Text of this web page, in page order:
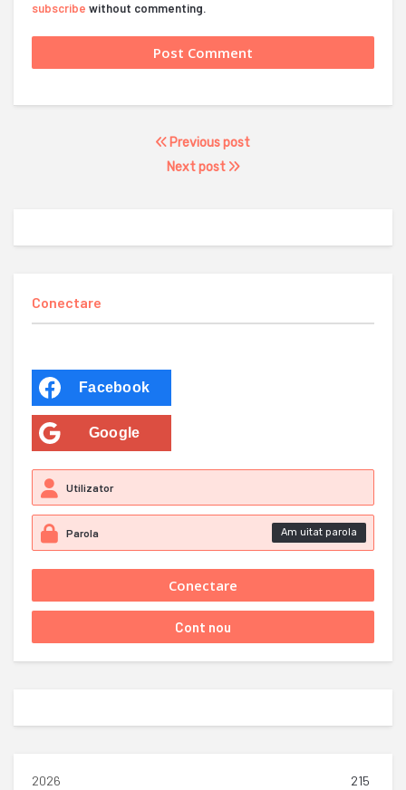
subscribe without commenting.
Previous post
Next post
Conectare
Facebook
Google
Am uitat parola
2026 215